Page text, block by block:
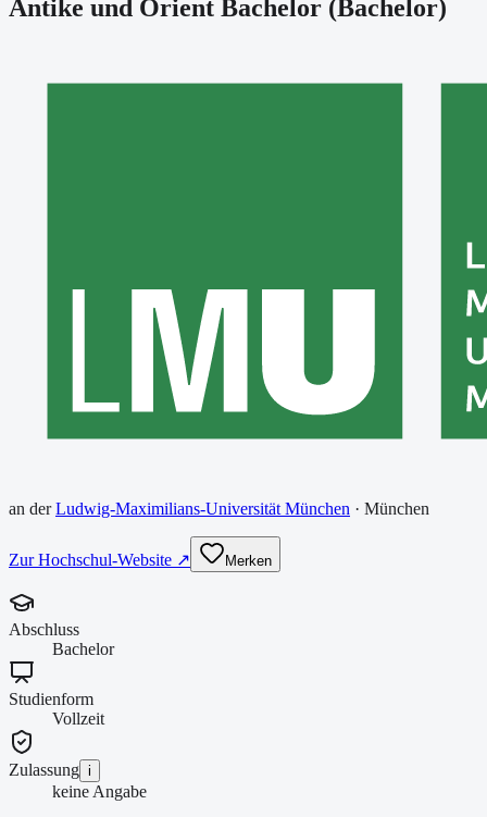
Antike und Orient Bachelor (Bachelor)
an derLudwig-Maximilians-Universität München · München
Zur Hochschul-Website ↗ Merken
Abschluss
Bachelor
Studienform
Vollzeit
Zulassung i
keine Angabe